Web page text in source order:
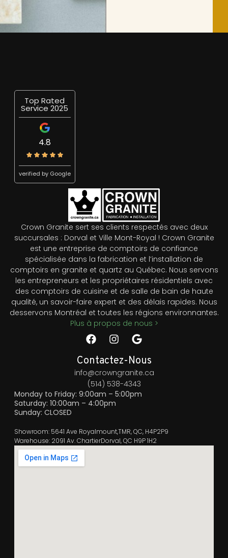
Top Rated
Service 2025
4.8
verified by Google
Crown Granite sert ses clients respectés avec deux
succursales : Dorval et Ville Mont-Royal ! Crown Granite
est une entreprise de comptoirs de confiance
spécialisée dans la fabrication et l’installation de
comptoirs en granite et quartz au Québec. Nous servons
les entrepreneurs et les propriétaires résidentiels avec
des comptoirs de cuisine et de salle de bain de haute
qualité, un savoir-faire expert et des délais rapides. Nous
desservons Montréal et toutes les régions environnantes.
Plus à propos de nous >
Contactez-Nous
info@crowngranite.ca
(514) 538-4343
Monday to Friday: 9:00am – 5:00pm
Saturday: 10:00am – 4:00pm
Sunday: CLOSED
Showroom: 5641 Ave Royalmount,TMR, QC, H4P2P9
Warehouse: 2091 Av. ChartierDorval, QC H9P 1H2